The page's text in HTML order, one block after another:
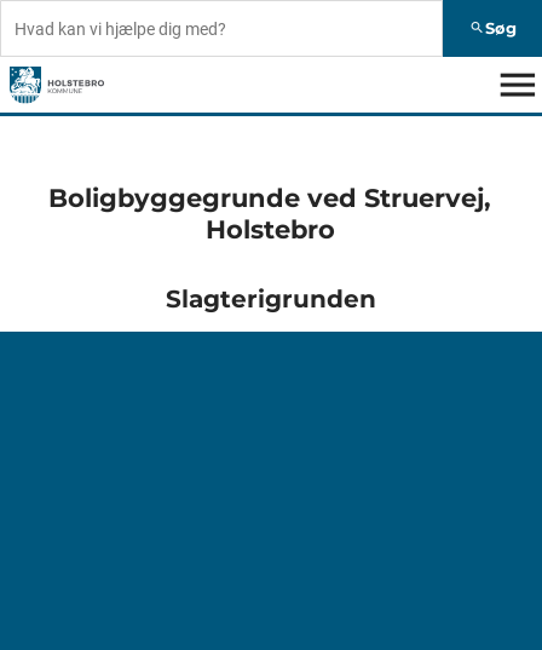
search Søg
menu
Boligbyggegrunde ved Struervej,
Holstebro
Slagterigrunden